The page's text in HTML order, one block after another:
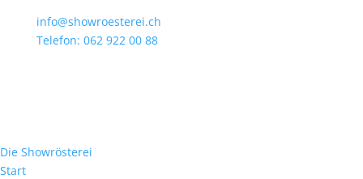
info@showroesterei.ch
Telefon: 062 922 00 88
Die Showrösterei
Start